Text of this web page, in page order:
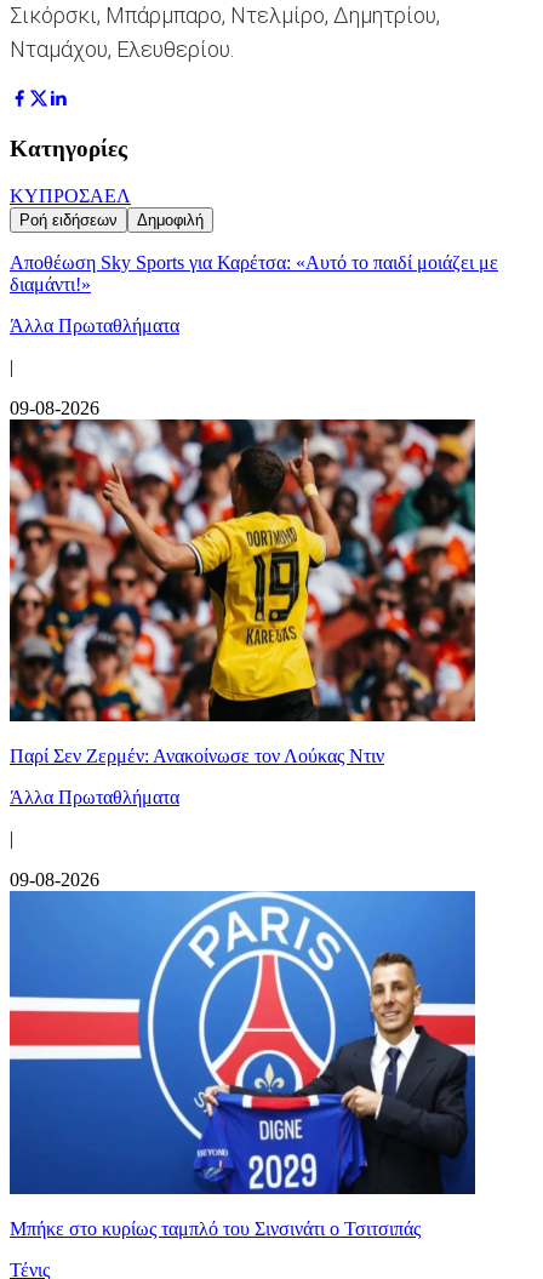
Σικόρσκι, Μπάρμπαρο, Ντελμίρο, Δημητρίου,
Νταμάχου, Ελευθερίου.
Κατηγορίες
ΚΥΠΡΟΣΑΕΛ
Ροή ειδήσεων Δημοφιλή
Αποθέωση Sky Sports για Καρέτσα: «Αυτό το παιδί μοιάζει με
διαμάντι!»
Άλλα Πρωταθλήματα
|
09-08-2026
Παρί Σεν Ζερμέν: Ανακοίνωσε τον Λούκας Ντιν
Άλλα Πρωταθλήματα
|
09-08-2026
Mπήκε στο κυρίως ταμπλό του Σινσινάτι ο Τσιτσιπάς
Τένις